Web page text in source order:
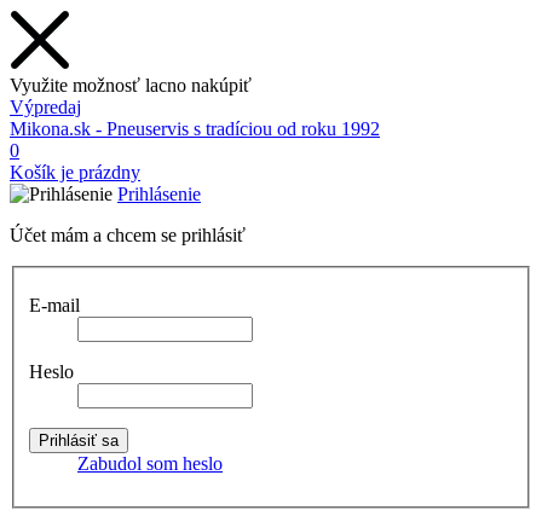
Využite možnosť lacno nakúpiť
Výpredaj
Mikona.sk - Pneuservis s tradíciou od roku 1992
0
Košík je prázdny
Prihlásenie
Účet mám a chcem se prihlásiť
E-mail
Heslo
Zabudol som heslo